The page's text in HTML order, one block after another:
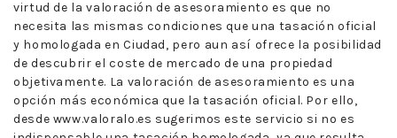
virtud de la valoración de asesoramiento es que no
necesita las mismas condiciones que una tasación oficial
y homologada en Ciudad, pero aun así ofrece la posibilidad
de descubrir el coste de mercado de una propiedad
objetivamente. La valoración de asesoramiento es una
opción más económica que la tasación oficial. Por ello,
desde www.valoralo.es sugerimos este servicio si no es